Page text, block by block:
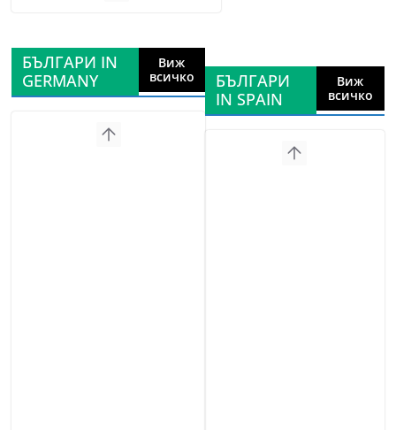
БЪЛГАРИ IN
GERMANY
Виж
всичко
БЪЛГАРИ
IN SPAIN
Виж
всичко